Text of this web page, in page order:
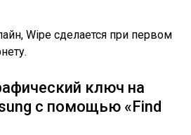
Wipe сделается при первом
ключ на
с помощью «Find